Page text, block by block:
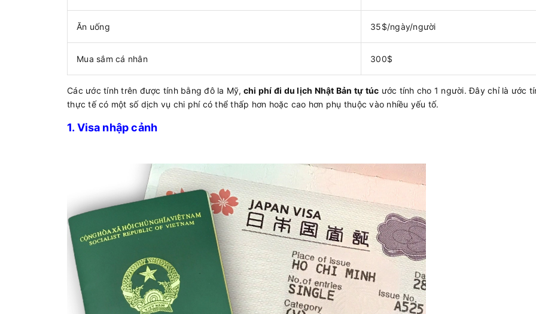
Ăn uống 35$/ngày/người
Mua sắm cá nhân 300$
Các ước tính trên được tính bằng đô la Mỹ, chi phí đi du lịch Nhật Bản tự túc ước tính cho 1 người. Đây chỉ là ước
thực tế có một số dịch vụ chi phí có thể thấp hơn hoặc cao hơn phụ thuộc vào nhiều yếu tố.
1. Visa nhập cảnh